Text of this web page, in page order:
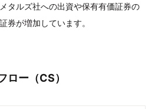
タルズ社への出資や保有有価証券の
券が増加しています。
ロー（CS）